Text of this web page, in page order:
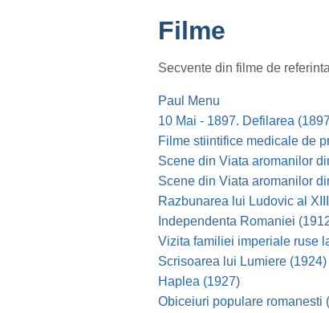
Filme
Secvente din filme de
Paul Menu
10 Mai - 1897. Defilarea
Filme stiintifice medicale de
Scene din Viata aromanilor
Scene din Viata aromanilor
Razbunarea lui Ludovic al
Independenta Romaniei
Vizita familiei imperiale ruse
Scrisoarea lui Lumiere (1924)
Haplea (1927)
Obiceiuri populare romanesti